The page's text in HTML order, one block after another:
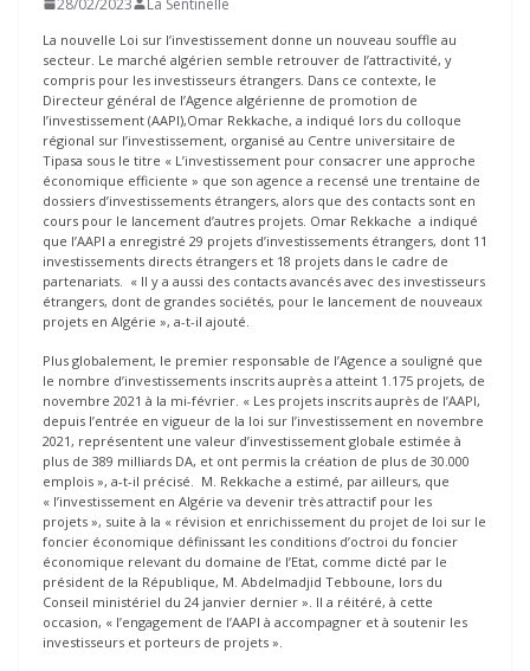
La nouvelle Loi sur l’investissement donne un nouveau souffle au
secteur. Le marché algérien semble retrouver de l’attractivité, y
compris pour les investisseurs étrangers. Dans ce contexte, le
Directeur général de l’Agence algérienne de promotion de
l’investissement (AAPI),Omar Rekkache, a indiqué lors du colloque
régional sur l’investissement, organisé au Centre universitaire de
Tipasa sous le titre « L’investissement pour consacrer une approche
économique efficiente » que son agence a recensé une trentaine de
dossiers d’investissements étrangers, alors que des contacts sont en
cours pour le lancement d’autres projets. Omar Rekkache a indiqué
que l’AAPI a enregistré 29 projets d’investissements étrangers, dont 11
investissements directs étrangers et 18 projets dans le cadre de
partenariats. « Il y a aussi des contacts avancés avec des investisseurs
étrangers, dont de grandes sociétés, pour le lancement de nouveaux
projets en Algérie », a-t-il ajouté.
Plus globalement, le premier responsable de l’Agence a souligné que
le nombre d’investissements inscrits auprès a atteint 1.175 projets, de
novembre 2021 à la mi-février. « Les projets inscrits auprès de l’AAPI,
depuis l’entrée en vigueur de la loi sur l’investissement en novembre
2021, représentent une valeur d’investissement globale estimée à
plus de 389 milliards DA, et ont permis la création de plus de 30.000
emplois », a-t-il précisé. M. Rekkache a estimé, par ailleurs, que
« l’investissement en Algérie va devenir très attractif pour les
projets », suite à la « révision et enrichissement du projet de loi sur le
foncier économique définissant les conditions d’octroi du foncier
économique relevant du domaine de l’Etat, comme dicté par le
président de la République, M. Abdelmadjid Tebboune, lors du
Conseil ministériel du 24 janvier dernier ». Il a réitéré, à cette
occasion, « l’engagement de l’AAPI à accompagner et à soutenir les
investisseurs et porteurs de projets ».